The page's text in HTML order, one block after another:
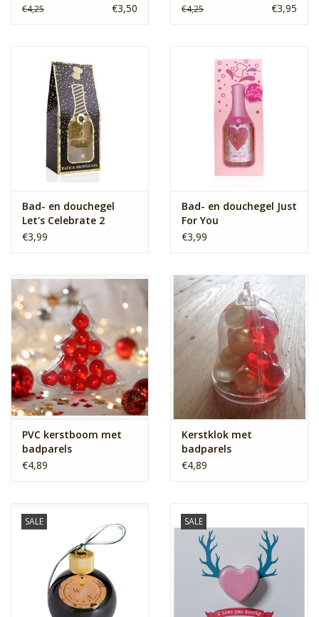
€4,25 €3,50 €4,25 €3,95
Bad- en douchegel
Let's Celebrate 2
€3,99
Bad- en douchegel Just
For You
€3,99
PVC kerstboom met
badparels
€4,89
Kerstklok met
badparels
€4,89
SALE SALE